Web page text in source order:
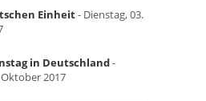
Einheit- Dienstag, 03.
in Deutschland-
2017